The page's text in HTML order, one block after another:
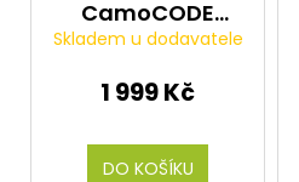
CamoCODE
Combi
Skladem u dodavatele
1 999 Kč
DO KOŠÍKU